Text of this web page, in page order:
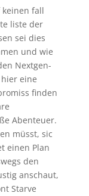
keinen fall
liste der
sei dies
und wie
Nextgen-
eine
finden
Abenteuer.
müsst, sic
einen Plan
den
anschaut,
Starve